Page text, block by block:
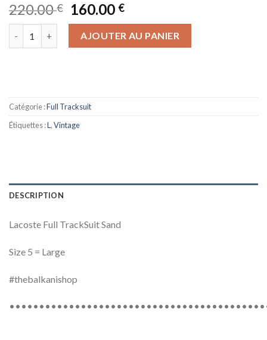
220.00€ 160.00 €
quantité de Lacoste Full Tracksuit Sand - L
AJOUTER AU PANIER
Catégorie :Full Tracksuit
Étiquettes :L ,Vintage
DESCRIPTION
Lacoste Full TrackSuit Sand
Size 5 = Large
#thebalkanishop